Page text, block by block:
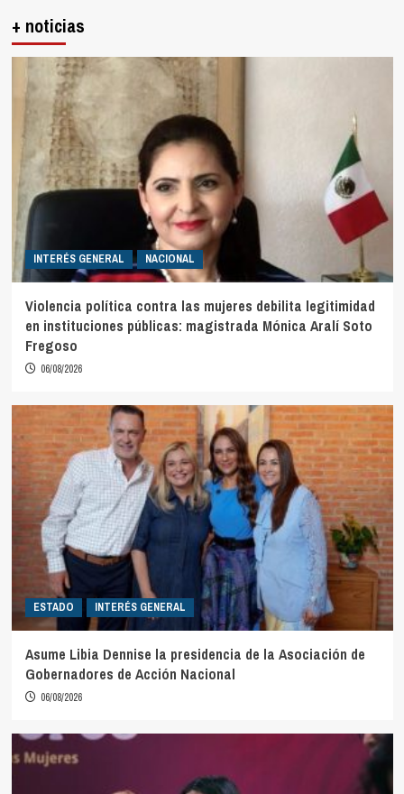
+ noticias
INTERÉS GENERAL NACIONAL
Violencia política contra las mujeres debilita legitimidad
en instituciones públicas: magistrada Mónica Aralí Soto
Fregoso
06/08/2026
ESTADO INTERÉS GENERAL
Asume Libia Dennise la presidencia de la Asociación de
Gobernadores de Acción Nacional
06/08/2026